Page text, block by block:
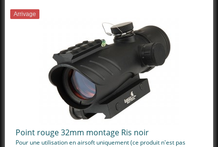
Arrivage
Point rouge 32mm montage Ris noir
Pour une utilisation en airsoft uniquement (ce produit n'est pas